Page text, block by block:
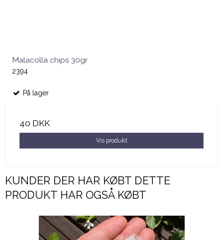
Malacolla chips 30gr
2394
På lager
40 DKK
Vis produkt
KUNDER DER HAR KØBT DETTE
PRODUKT HAR OGSÅ KØBT